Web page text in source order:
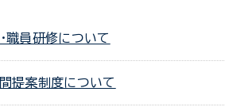
職員研修について
提案制度について